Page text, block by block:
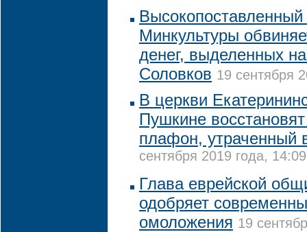
Высокопоставленный
Минкультуры
денег, выделенных
Соловков 19 сентября
В церкви
Пушкине
плафон, утраченный
сентября 2019 года, 14:09
Глава еврейской
одобряет
омоложения 19